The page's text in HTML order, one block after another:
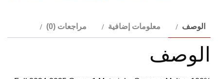
110
الوصف معلومات إضافية مراجعات (0)
الوصف